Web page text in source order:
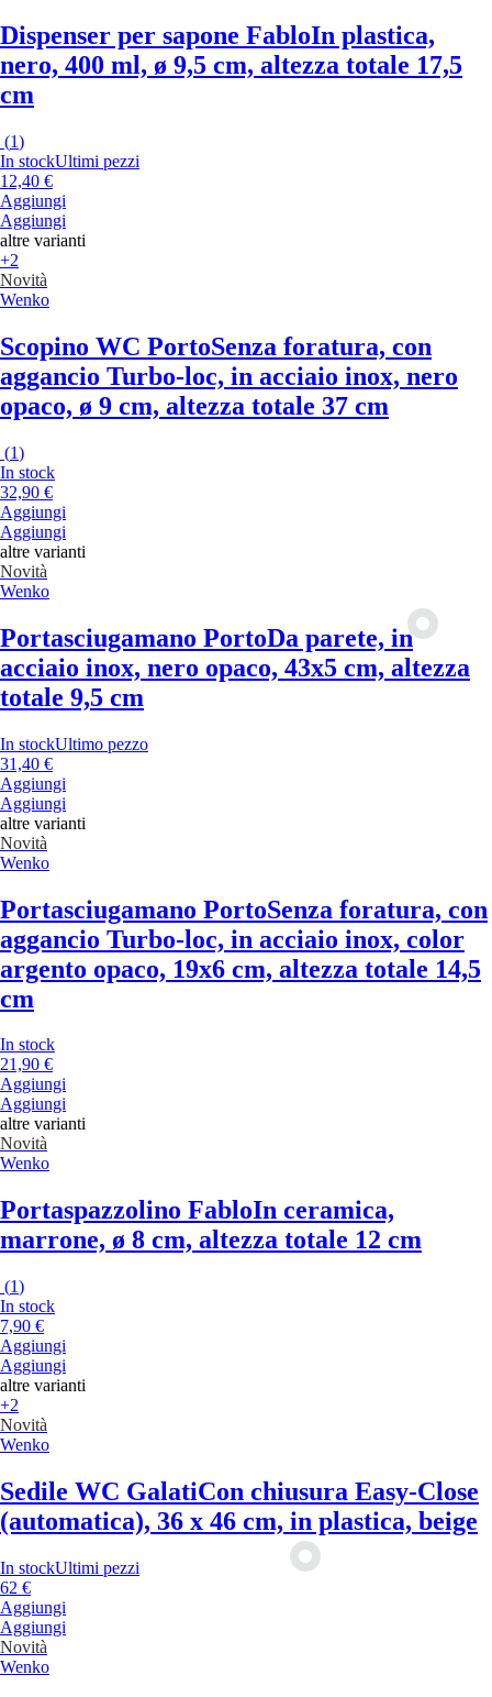
Dispenser per sapone FabloIn plastica,
nero, 400 ml, ø 9,5 cm, altezza totale 17,5
cm
(1)
In stockUltimi pezzi
12,40 €
Aggiungi
Aggiungi
altre varianti
+2
Novità
Wenko
Scopino WC PortoSenza foratura, con
aggancio Turbo-loc, in acciaio inox, nero
opaco, ø 9 cm, altezza totale 37 cm
(1)
In stock
32,90 €
Aggiungi
Aggiungi
altre varianti
Novità
Wenko
Portasciugamano PortoDa parete, in
acciaio inox, nero opaco, 43x5 cm, altezza
totale 9,5 cm
In stockUltimo pezzo
31,40 €
Aggiungi
Aggiungi
altre varianti
Novità
Wenko
Portasciugamano PortoSenza foratura, con
aggancio Turbo-loc, in acciaio inox, color
argento opaco, 19x6 cm, altezza totale 14,5
cm
In stock
21,90 €
Aggiungi
Aggiungi
altre varianti
Novità
Wenko
Portaspazzolino FabloIn ceramica,
marrone, ø 8 cm, altezza totale 12 cm
(1)
In stock
7,90 €
Aggiungi
Aggiungi
altre varianti
+2
Novità
Wenko
Sedile WC GalatiCon chiusura Easy-Close
(automatica), 36 x 46 cm, in plastica, beige
In stockUltimi pezzi
62 €
Aggiungi
Aggiungi
Novità
Wenko